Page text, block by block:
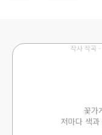
작사 작
꽃가
저마다 색